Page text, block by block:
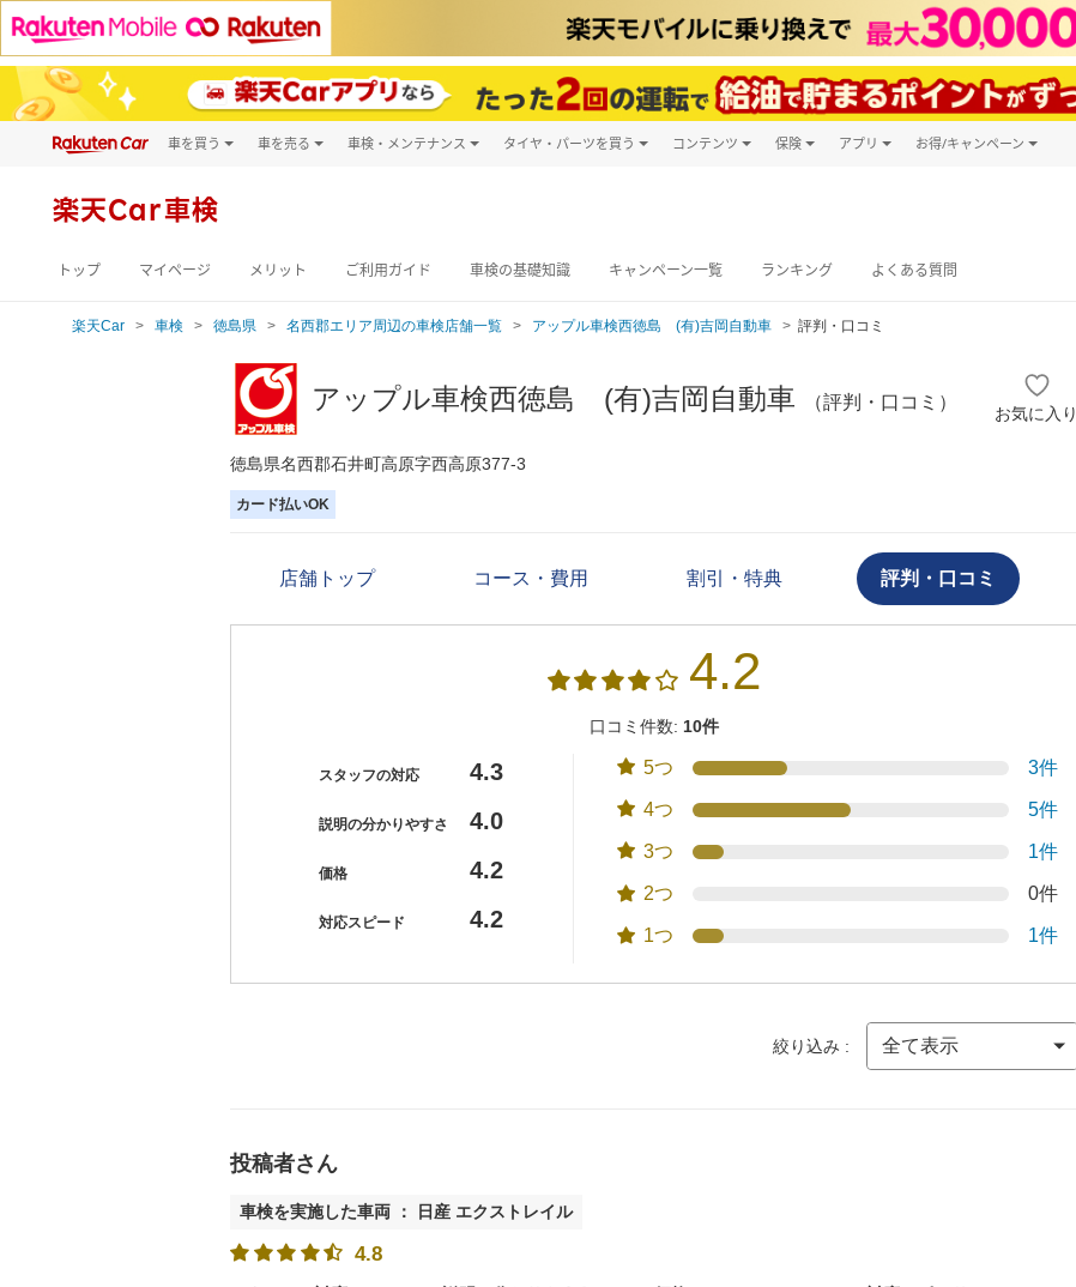
車を買う
新車
車を売る 車検・メンテナンス タイヤ・パーツを買う コンテンツ 保険 アプリ お得/キャンペーン
楽天Car車検
トップ マイページ メリット ご利用ガイド 車検の基礎知識 キャンペーン一覧 ランキング よくある質問
楽天Car 車検 徳島県 名西郡エリア周辺の車検店舗一覧 アップル車検西徳島 (有)吉岡自動車 評判・口コミ
アップル車検西徳島 (有)吉岡自動車 （評判・口コミ）
お気に入り
徳島県名西郡石井町高原字西高原377-3
カード払いOK
店舗トップ コース・費用 割引・特典 評判・口コミ
4.2
口コミ件数: 10件
スタッフの対応 4.3
説明の分かりやすさ 4.0
価格 4.2
対応スピード 4.2
5つ 3件
4つ 5件
3つ 1件
2つ 0件
1つ 1件
絞り込み :
投稿者さん
車検を実施した車両 ： 日産 エクストレイル
4.8